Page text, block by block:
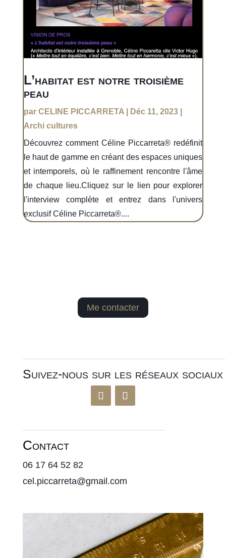
L’habitat est notre troisième
peau
par CELINE PICCARRETA| Déc 11, 2023|
Archi cultures
Découvrez comment Céline Piccarreta® redéfinit
le haut de gamme en créant des espaces uniques
et intemporels, où le raffinement rencontre l'âme
de chaque lieu.Cliquez sur le lien pour explorer
l'interview complète et entrez dans l'univers
exclusif Céline Piccarreta®....
Me contacter
Suivez-nous sur les réseaux sociaux
Contact
06 17 64 52 82
cel.piccarreta@gmail.com